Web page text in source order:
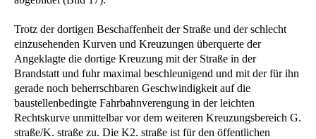
Trotz der dortigen Beschaffenheit der Straße und der schlecht
einzusehenden Kurven und Kreuzungen überquerte der
Angeklagte die dortige Kreuzung mit der Straße in der
Brandstatt und fuhr maximal beschleunigend und mit der für ihn
gerade noch beherrschbaren Geschwindigkeit auf die
baustellenbedingte Fahrbahnverengung in der leichten
Rechtskurve unmittelbar vor dem weiteren Kreuzungsbereich G.
straße/K. straße zu. Die K2. straße ist für den öffentlichen